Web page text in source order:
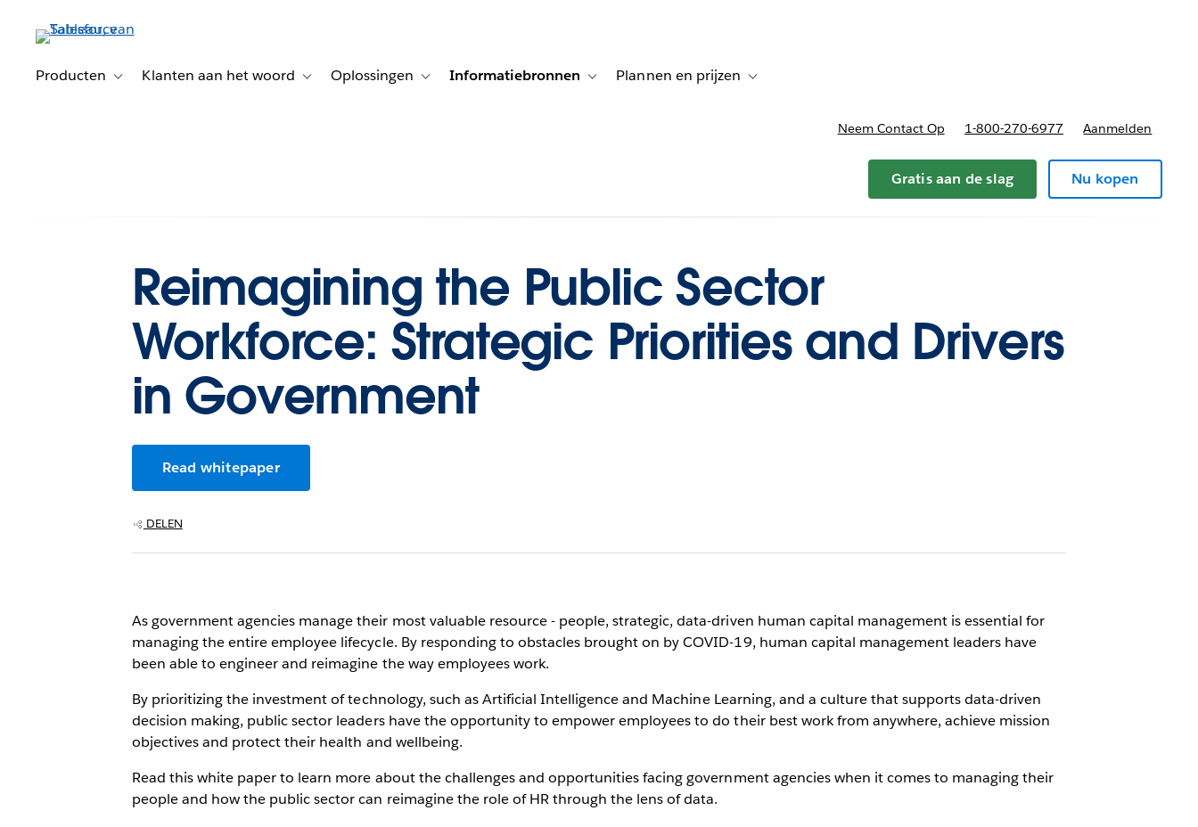
Producten
Toggle sub-navigation for Producten
Klanten aan het woord Toggle sub-navigation for Klanten aan het woord
Oplossingen Toggle sub-navigation for Oplossingen
Informatiebronnen Toggle sub-navigation for Informatiebronnen
Plannen en prijzen Toggle sub-navigation for Plannen en prijzen
Neem Contact Op 1-800-270-6977 Aanmelden
Gratis aan de slag Nu kopen
Reimagining the Public Sector
Workforce: Strategic Priorities and Drivers
in Government
Read whitepaper
DELEN
As government agencies manage their most valuable resource - people, strategic, data-driven human capital management is essential for
managing the entire employee lifecycle. By responding to obstacles brought on by COVID-19, human capital management leaders have
been able to engineer and reimagine the way employees work.
By prioritizing the investment of technology, such as Artificial Intelligence and Machine Learning, and a culture that supports data-driven
decision making, public sector leaders have the opportunity to empower employees to do their best work from anywhere, achieve mission
objectives and protect their health and wellbeing.
Read this white paper to learn more about the challenges and opportunities facing government agencies when it comes to managing their
people and how the public sector can reimagine the role of HR through the lens of data.